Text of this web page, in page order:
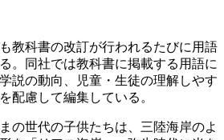
教科書の改訂が行われるたびに用語
。同社では教科書に掲載する用語に
説の動向、児童・生徒の理解しやす
配慮して編集している。
の世代の子供たちは、三陸海岸のよ